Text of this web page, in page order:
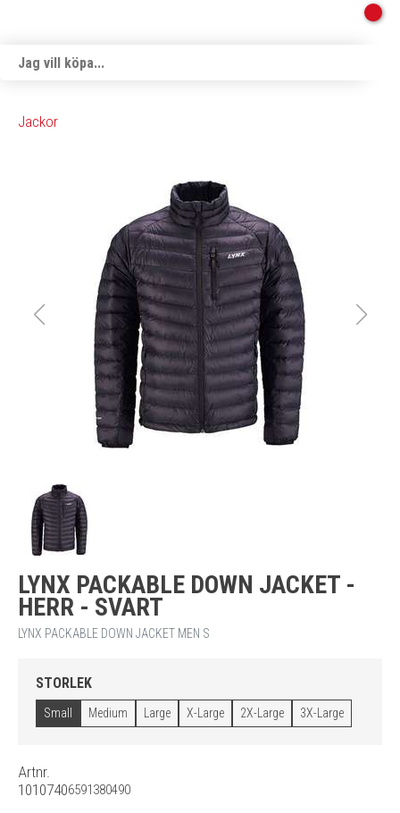
Jackor
LYNX PACKABLE DOWN JACKET -
HERR - SVART
LYNX PACKABLE DOWN JACKET MEN S
STORLEK
Small Medium Large X-Large 2X-Large 3X-Large
Artnr.
10107406591380490